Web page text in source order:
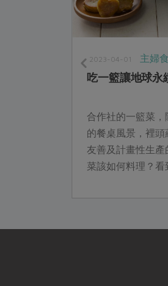
2023-04-01 主婦
吃一籃讓地球永
合作社的一籃菜
的餐桌風景，裡
友善及計畫性生
菜該如何料理？
有愛的心為家人烹